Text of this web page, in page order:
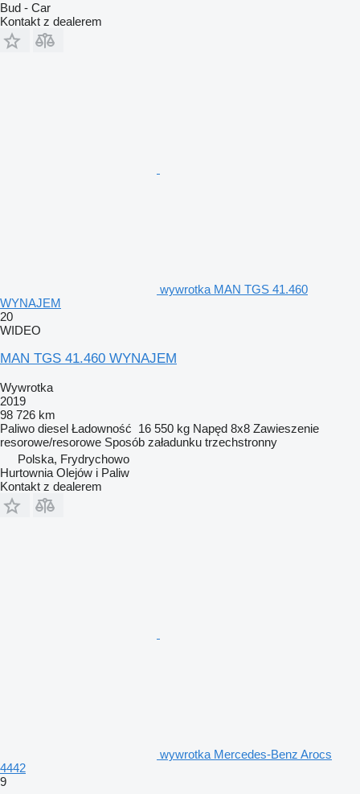
Bud - Car
Kontakt z dealerem
wywrotka MAN TGS 41.460
WYNAJEM
20
WIDEO
MAN TGS 41.460 WYNAJEM
Wywrotka
2019
98 726 km
Paliwo diesel Ładowność 16 550 kg Napęd 8x8 Zawieszenie
resorowe/resorowe Sposób załadunku trzechstronny
Polska, Frydrychowo
Hurtownia Olejów i Paliw
Kontakt z dealerem
wywrotka Mercedes-Benz Arocs
4442
9